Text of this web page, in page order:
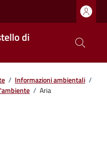
di
/ Informazioni ambientali /
/ Aria